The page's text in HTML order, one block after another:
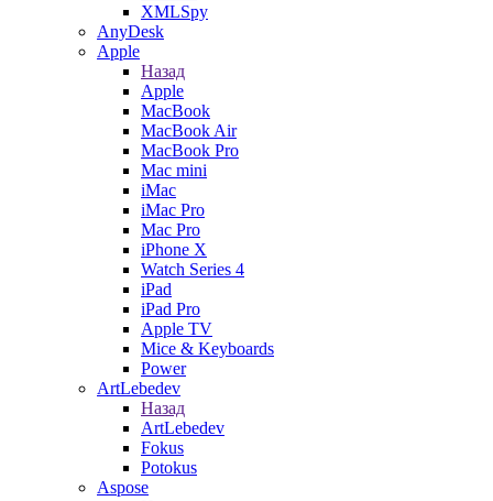
XMLSpy
AnyDesk
Apple
Назад
Apple
MacBook
MacBook Air
MacBook Pro
Mac mini
iMac
iMac Pro
Mac Pro
iPhone X
Watch Series 4
iPad
iPad Pro
Apple TV
Mice & Keyboards
Power
ArtLebedev
Назад
ArtLebedev
Fokus
Potokus
Aspose